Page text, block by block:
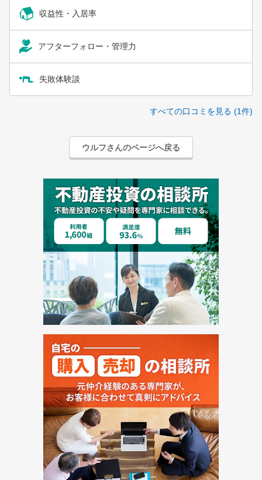
収益性・入居率
アフターフォロー・管理力
失敗体験談
すべての口コミを見る (1件)
ウルフさんのページへ戻る